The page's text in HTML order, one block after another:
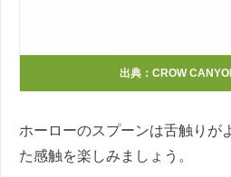
出典： CROW
ホーローのスプーンは舌触りが
た感触を楽しみましょう。